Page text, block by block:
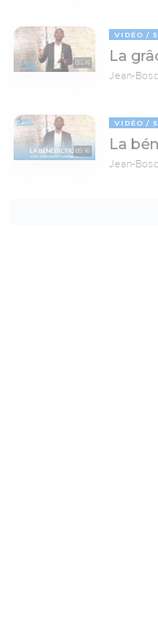
05:16
VIDÉO
La
Jean-
05:16
VIDÉO
La
Jean-